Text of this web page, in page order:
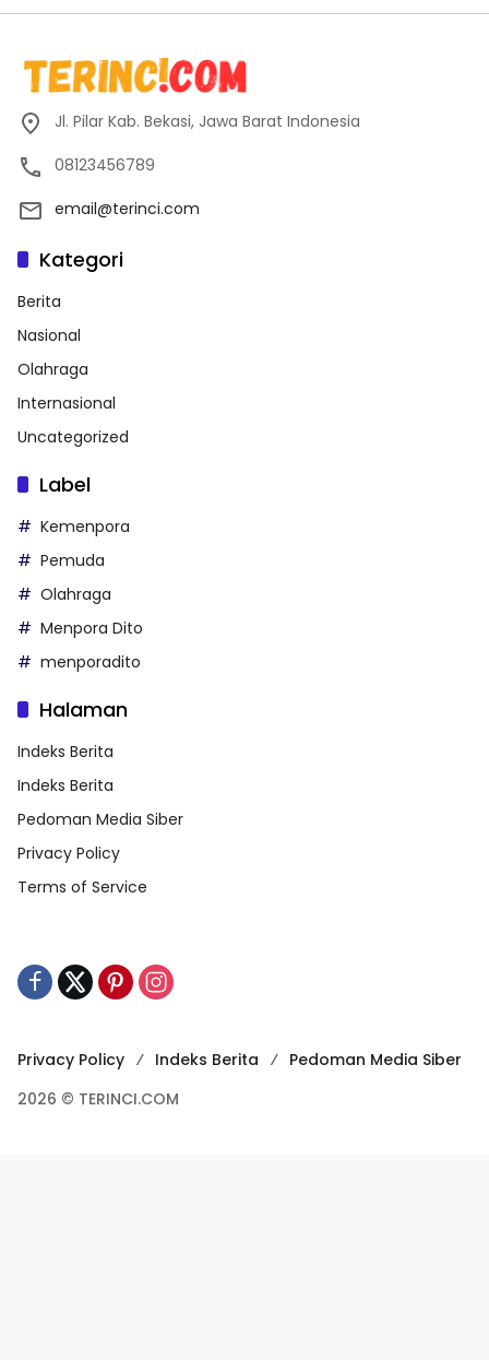
Jl. Pilar Kab. Bekasi, Jawa Barat Indonesia
08123456789
email@terinci.com
Kategori
Berita
Nasional
Olahraga
Internasional
Uncategorized
Label
Kemenpora
Pemuda
Olahraga
Menpora Dito
menporadito
Halaman
Indeks Berita
Indeks Berita
Pedoman Media Siber
Privacy Policy
Terms of Service
Privacy Policy Indeks Berita
Pedoman Media Siber
2026 © TERINCI.COM